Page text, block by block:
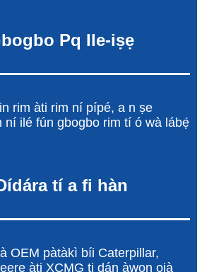
Pq Ile-iṣẹ
rim àti rim ní pípé, a n ṣe
ní ilé fún gbogbo rim tí ó wà lábẹ́
tí a fi hàn
OEM pàtàkì bíi Caterpillar,
àti XCMG ti dán àwọn ọjà